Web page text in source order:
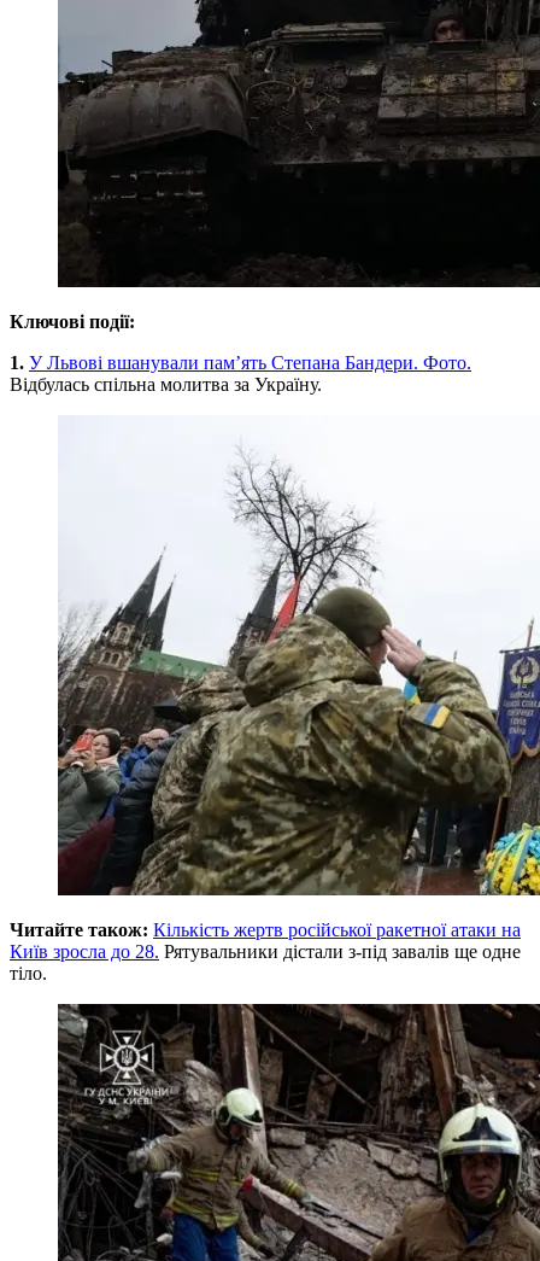
Ключові події:
1. У Львові вшанували пам’ять Степана Бандери. Фото.
Відбулась спільна молитва за Україну.
Читайте також: Кількість жертв російської ракетної атаки на
Київ зросла до 28. Рятувальники дістали з-під завалів ще одне
тіло.